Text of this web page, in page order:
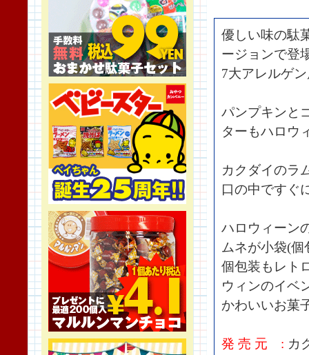
優しい味の駄
ージョンで登
7大アレルゲ
パンプキンと
ターもハロウ
カクダイのラ
口の中ですぐ
ハロウィーン
ムネが小袋(
個包装もレト
ウィンのイベ
かわいいお菓
発 売 元 : カ